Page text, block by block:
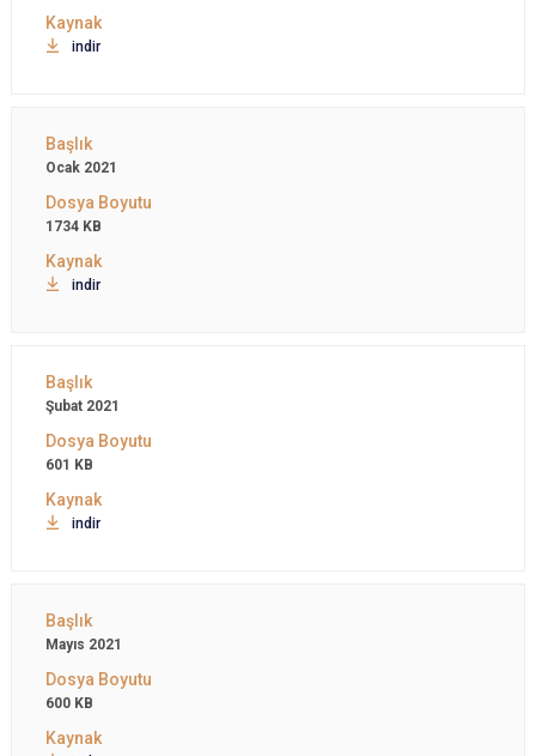
indir
Ocak 2021
1734 KB
indir
Şubat 2021
601 KB
indir
Mayıs 2021
600 KB